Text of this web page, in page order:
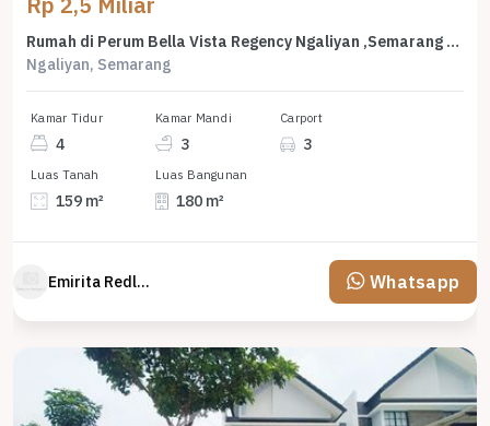
Rumah di Perum Bella Vista Regency Ngaliyan ,Semarang Vn 6686
Ngaliyan, Semarang
Kamar Tidur
4
Kamar Mandi
3
Carport
3
Luas Tanah
159 m²
Luas Bangunan
180 m²
Emirita Redland Whatsapp